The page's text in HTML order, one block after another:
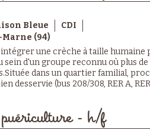
Bleue
CDI
(94)
une crèche à taille humaine
sein d'un groupe reconnu où plus
dans un quartier familial,
desservie (bus 208/308, RER A,
- h/f